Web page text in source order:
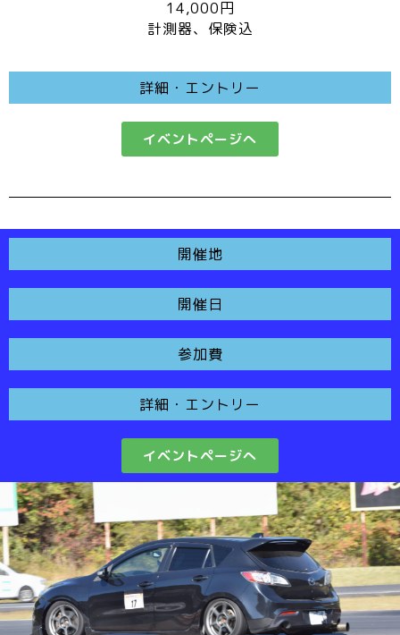
14,000円
計測器、保険込
詳細・エントリー
イベントページへ
開催地
開催日
参加費
詳細・エントリー
イベントページへ